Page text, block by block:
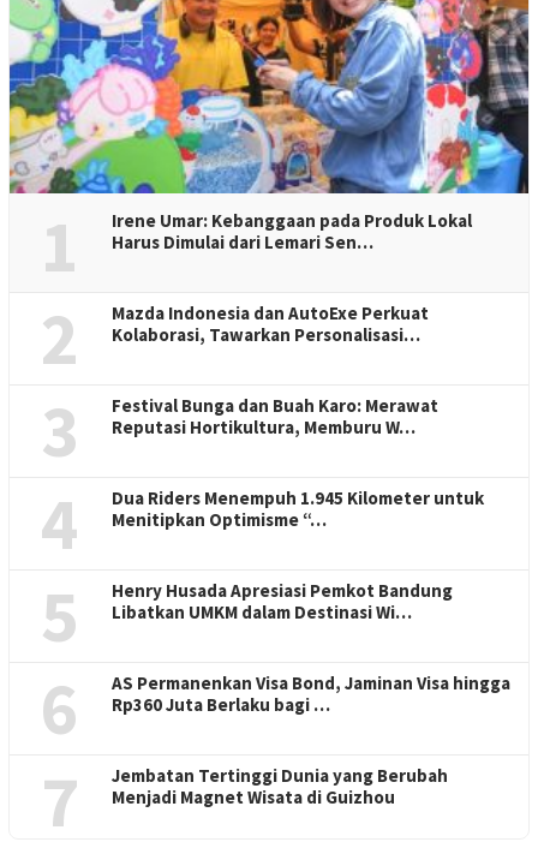
1
Irene Umar: Kebanggaan pada Produk Lokal
Harus Dimulai dari Lemari Sen…
2
Mazda Indonesia dan AutoExe Perkuat
Kolaborasi, Tawarkan Personalisasi…
3
Festival Bunga dan Buah Karo: Merawat
Reputasi Hortikultura, Memburu W…
4
Dua Riders Menempuh 1.945 Kilometer untuk
Menitipkan Optimisme “…
5
Henry Husada Apresiasi Pemkot Bandung
Libatkan UMKM dalam Destinasi Wi…
6
AS Permanenkan Visa Bond, Jaminan Visa hingga
Rp360 Juta Berlaku bagi …
7
Jembatan Tertinggi Dunia yang Berubah
Menjadi Magnet Wisata di Guizhou